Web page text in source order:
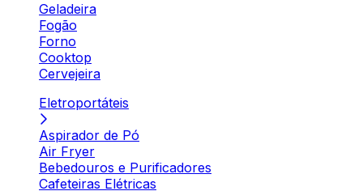
Geladeira
Fogão
Forno
Cooktop
Cervejeira
Eletroportáteis
Aspirador de Pó
Air Fryer
Bebedouros e Purificadores
Cafeteiras Elétricas